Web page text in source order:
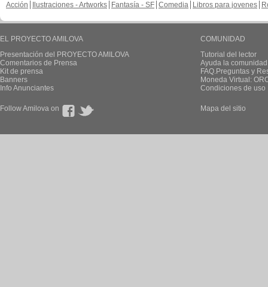
Acción
Ilustraciones - Artworks Fantasía - SF Comedia Libros para jovenes
EL PROYECTO AMILOVA
Presentación del PROYECTO AMILOVA
Comentarios de Prensa
Kit de prensa
Banners
Info Anunciantes
COMUNIDAD
Tutorial del lector
Ayuda la
FAQ.Preguntas y
Moneda Virtual:
Condiciones de uso
Follow Amilova on Mapa del sitio